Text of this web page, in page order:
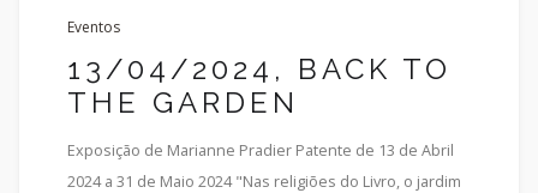
Eventos
13/04/2024, BACK TO
THE GARDEN
Exposição de Marianne Pradier Patente de 13 de Abril
2024 a 31 de Maio 2024 "Nas religiões do Livro, o jardim